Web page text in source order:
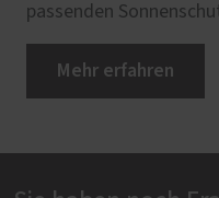
passenden
Mehr erfahren